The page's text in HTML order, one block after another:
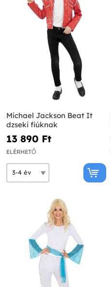
Michael Jackson Beat It
dzseki fiúknak
13 890 Ft‎
ELÉRHETŐ